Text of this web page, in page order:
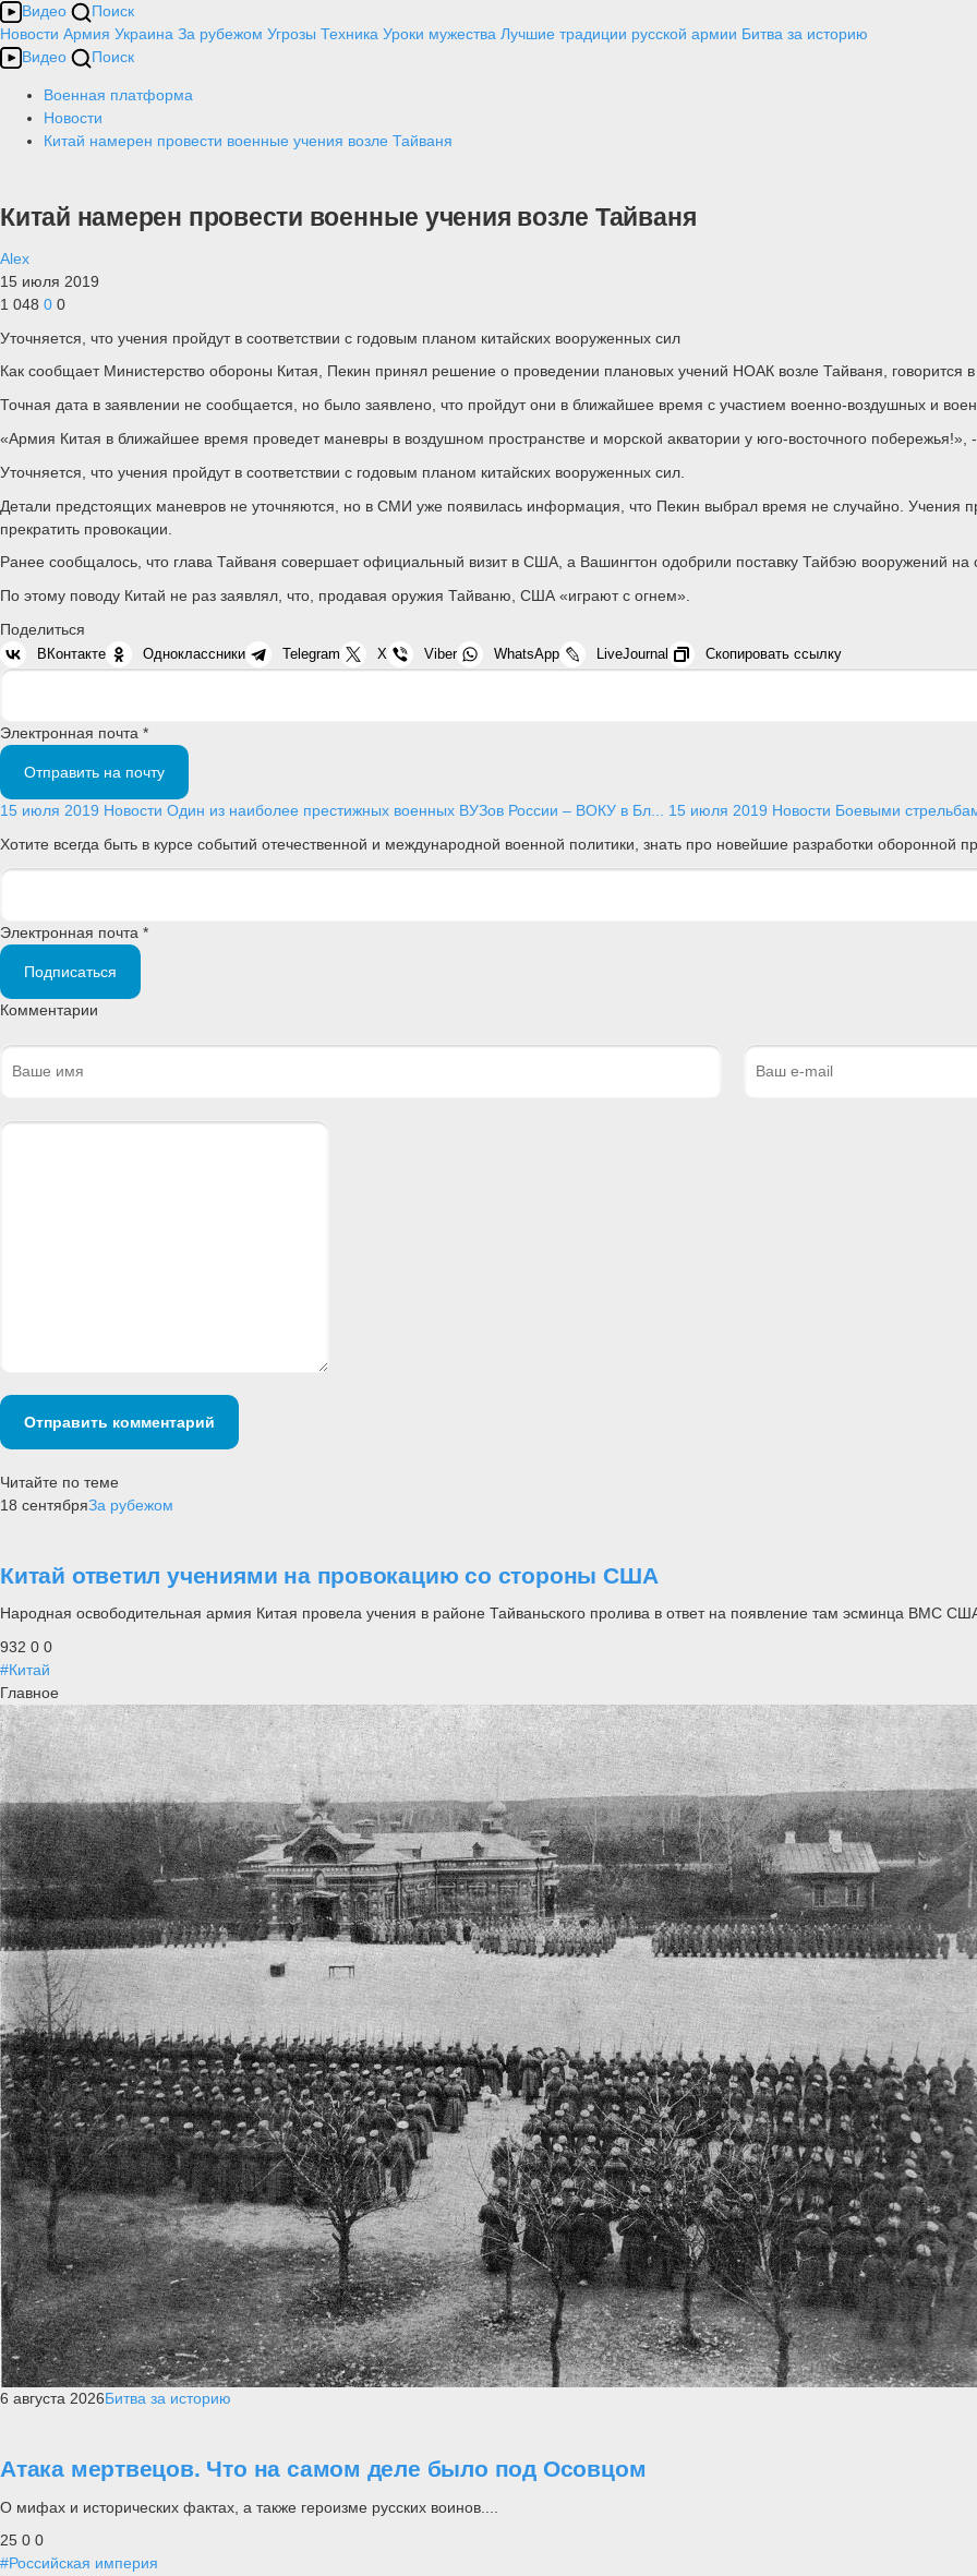
Видео
Поиск
Новости Армия Украина За рубежом Угрозы Техника Уроки мужества Лучшие традиции русской армии Битва за историю
Видео
Поиск
Военная платформа
Новости
Китай намерен провести военные учения возле Тайваня
Китай намерен провести военные учения возле Тайваня
Alex
15 июля 2019
1 048 0 0
Уточняется, что учения пройдут в соответствии с годовым планом китайских вооруженных сил
Как сообщает Министерство обороны Китая, Пекин принял решение о проведении плановых учений НОАК возле Тайваня, говорится
Точная дата в заявлении не сообщается, но было заявлено, что пройдут они в ближайшее время с участием военно-воздушных и
«Армия Китая в ближайшее время проведет маневры в воздушном пространстве и морской акватории у юго-восточного побережья!»,
Уточняется, что учения пройдут в соответствии с годовым планом китайских вооруженных сил.
Детали предстоящих маневров не уточняются, но в СМИ уже появилась информация, что Пекин выбрал время не случайно. Учения
прекратить провокации.
Ранее сообщалось, что глава Тайваня совершает официальный визит в США, а Вашингтон одобрили поставку Тайбэю вооружений
По этому поводу Китай не раз заявлял, что, продавая оружия Тайваню, США «играют с огнем».
Поделиться
ВКонтакте Одноклассники Telegram X Viber WhatsApp LiveJournal Скопировать ссылку
Электронная почта *
Отправить на почту
15 июля 2019 Новости Один из наиболее престижных военных ВУЗов России – ВОКУ в Бл... 15 июля 2019 Новости Боевыми
Хотите всегда быть в курсе событий отечественной и международной военной политики, знать про новейшие разработки
Электронная почта *
Подписаться
Комментарии
Отправить комментарий
Читайте по теме
18 сентябряЗа рубежом
Китай ответил учениями на провокацию со стороны США
Народная освободительная армия Китая провела учения в районе Тайваньского пролива в ответ на появление там эсминца ВМС
932 0 0
#Китай
Главное
6 августа 2026Битва за историю
Атака мертвецов. Что на самом деле было под Осовцом
О мифах и исторических фактах, а также героизме русских воинов....
25 0 0
#Российская империя